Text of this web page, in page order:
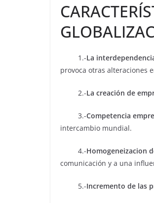
1.-La
provoca otras alteraciones
2.-La creación de
3.-Competencia
intercambio mundial.
4.-Homogeneizacion
comunicación y a una
5.-Incremento de las